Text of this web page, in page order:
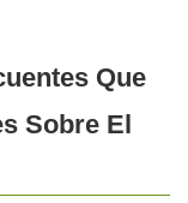
Que
Sobre El